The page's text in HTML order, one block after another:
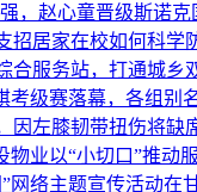
，赵心童晋级斯诺克
招居家在校如何科学
合服务站，打通城乡
考级赛落幕，各组别
因左膝韧带扭伤将缺
物业以“小切口”推动
网络主题宣传活动在